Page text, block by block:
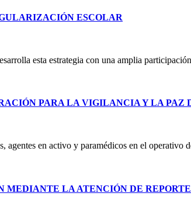
ESCOLAR
esta estrategia con una amplia
PARA LA VIGILANCIA Y LA PAZ
agentes en activo y paramédicos en el
LA ATENCIÓN DE